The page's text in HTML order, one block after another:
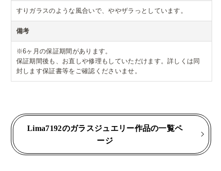
すりガラスのような風合いで、ややザラっとしています。
備考
※6ヶ月の保証期間があります。
保証期間後も、お直しや修理もしていただけます。詳しくは同
封します保証書等をご確認くださいませ。
Lima7192のガラスジュエリー作品の一覧ペ
ージ